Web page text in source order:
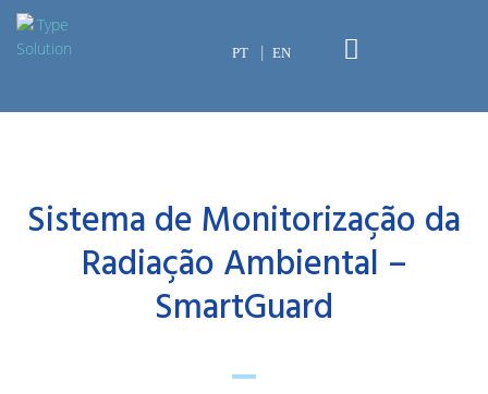
PT EN
Sistema de Monitorização da
Radiação Ambiental –
SmartGuard